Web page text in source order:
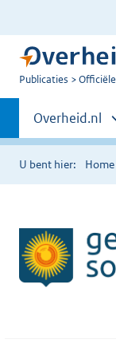
U
Publicaties
Primaire
navigatie
Andere
sites
binnen
Overheid.nl
U bent hier: Home